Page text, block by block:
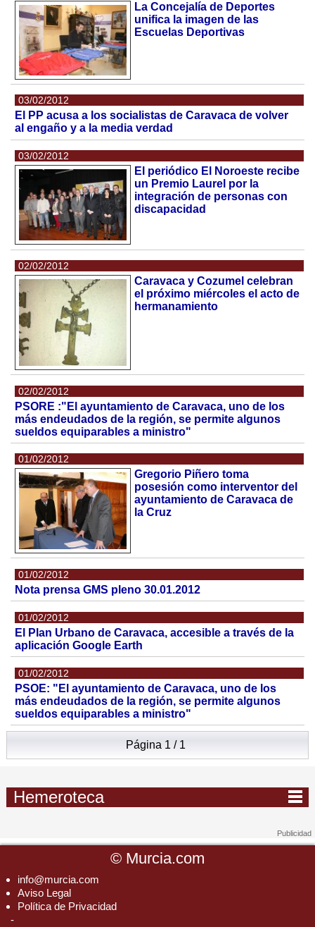
La Concejalía de Deportes
unifica la imagen de las
Escuelas Deportivas
03/02/2012
El PP acusa a los socialistas de Caravaca de volver
al engaño y a la media verdad
03/02/2012
El periódico El Noroeste recibe
un Premio Laurel por la
integración de personas con
discapacidad
02/02/2012
Caravaca y Cozumel celebran
el próximo miércoles el acto de
hermanamiento
02/02/2012
PSORE :"El ayuntamiento de Caravaca, uno de los
más endeudados de la región, se permite algunos
sueldos equiparables a ministro"
01/02/2012
Gregorio Piñero toma
posesión como interventor del
ayuntamiento de Caravaca de
la Cruz
01/02/2012
Nota prensa GMS pleno 30.01.2012
01/02/2012
El Plan Urbano de Caravaca, accesible a través de la
aplicación Google Earth
01/02/2012
PSOE: "El ayuntamiento de Caravaca, uno de los
más endeudados de la región, se permite algunos
sueldos equiparables a ministro"
Página 1 / 1
Hemeroteca
© Murcia.com
info@murcia.com
Aviso Legal
Política de Privacidad
-